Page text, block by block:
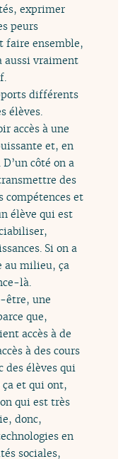
exprimer
peurs
faire ensemble,
aussi vraiment
différents
élèves.
accès à une
et, en
côté on a
des
compétences et
élève qui est
Si on a
au milieu, ça
là.
être, une
que,
accès à de
à des cours
des élèves qui
et qui ont,
qui est très
donc,
en
sociales,